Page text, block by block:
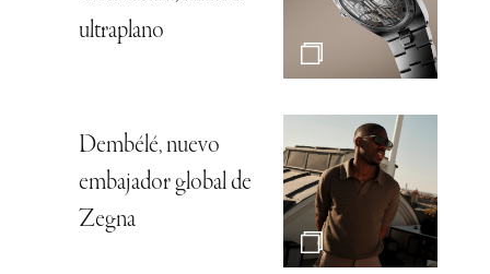
ultraplano
Dembélé, nuevo
embajador global de
Zegna